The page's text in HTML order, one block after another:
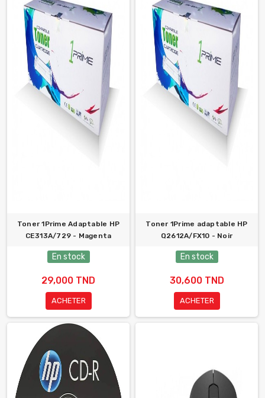
Toner 1Prime Adaptable HP
CE313A/729 - Magenta
En stock
29,000 TND
ACHETER
Toner 1Prime adaptable HP
Q2612A/FX10 - Noir
En stock
30,600 TND
ACHETER